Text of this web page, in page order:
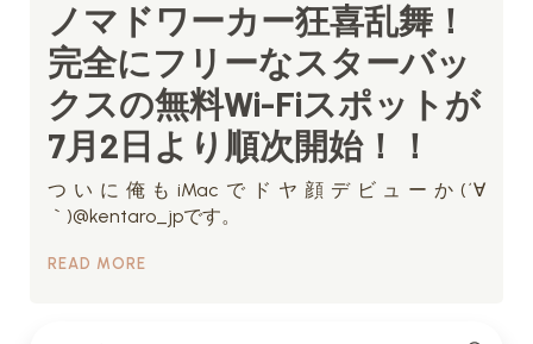
ノマドワーカー狂喜乱舞！
完全にフリーなスターバッ
クスの無料Wi-Fiスポットが
7月2日より順次開始！！
ついに俺もiMacでドヤ顔デビューか(´∀
｀)@kentaro_jpです。
READ MORE